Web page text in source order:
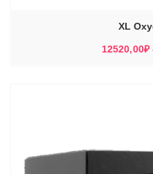
XL
12520,00₽